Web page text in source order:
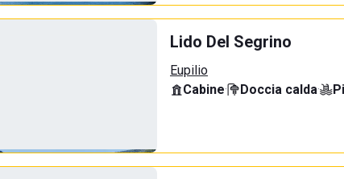
Lido Del Segrino
Eupilio
Cabine· Doccia calda·